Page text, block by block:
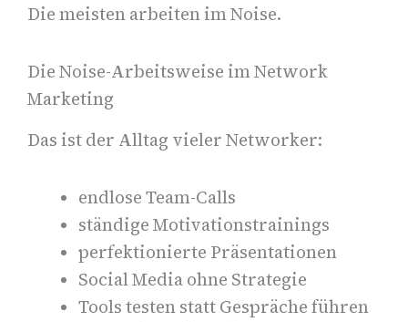
Die meisten arbeiten im Noise.
Die Noise-Arbeitsweise im Network
Marketing
Das ist der Alltag vieler Networker:
endlose Team-Calls
ständige Motivationstrainings
perfektionierte Präsentationen
Social Media ohne Strategie
Tools testen statt Gespräche führen